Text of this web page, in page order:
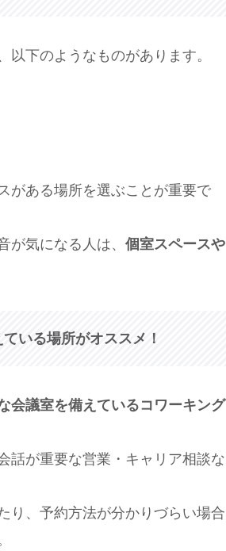
下のようなものがあります。
がある場所を選ぶことが重要で
が気になる人は、 個室スペースや
いる場所がオススメ！
会議室を備えているコワーキング
話が重要な営業・キャリア相談な
り、予約方法が分かりづらい場合